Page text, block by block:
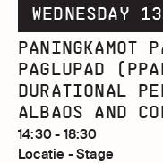
WEDNESDAY
PANINGKAMOT
PAGLUPAD
DURATIONAL
ALBAOS AND
14:30 - 18:30
Locatie - Stage